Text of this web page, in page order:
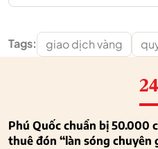
Tags: giao dịch vàng
Phú Quốc chuẩn bị 50.000
thuê đón “làn sóng chuyên